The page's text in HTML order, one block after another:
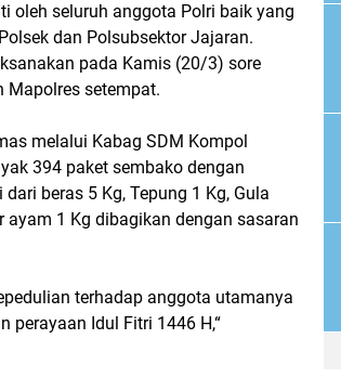
oleh seluruh anggota Polri baik yang
dan Polsubsektor Jajaran.
pada Kamis (20/3) sore
Mapolres setempat.
melalui Kabag SDM Kompol
394 paket sembako dengan
beras 5 Kg, Tepung 1 Kg, Gula
ayam 1 Kg dibagikan dengan sasaran
terhadap anggota utamanya
perayaan Idul Fitri 1446 H,“